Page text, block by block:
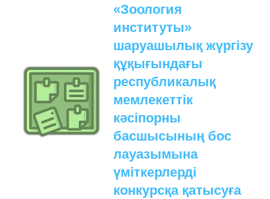
«Зоология
институты»
шаруашылық жүргізу
құқығындағы
республикалық
мемлекеттік
кәсіпорны
басшысының бос
лауазымына
үміткерлерді
конкурсқа қатысуға